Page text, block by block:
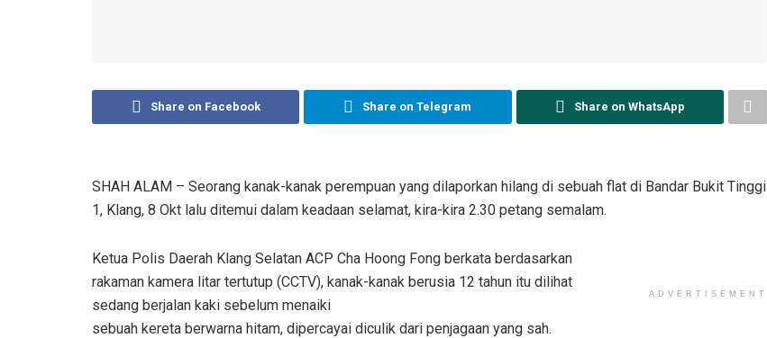
Share on Facebook Share on Telegram Share on WhatsApp
SHAH ALAM – Seorang kanak-kanak perempuan yang dilaporkan hilang di sebuah flat di Bandar Bukit Tinggi
1, Klang, 8 Okt lalu ditemui dalam keadaan selamat, kira-kira 2.30 petang semalam.
ADVERTISEMENT
Ketua Polis Daerah Klang Selatan ACP Cha Hoong Fong berkata berdasarkan
rakaman kamera litar tertutup (CCTV), kanak-kanak berusia 12 tahun itu dilihat
sedang berjalan kaki sebelum menaiki
sebuah kereta berwarna hitam, dipercayai diculik dari penjagaan yang sah.